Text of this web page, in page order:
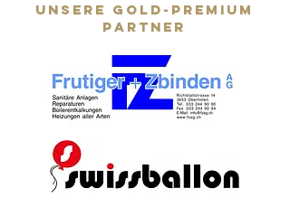
unsere GOLD-PREMIUM
partner